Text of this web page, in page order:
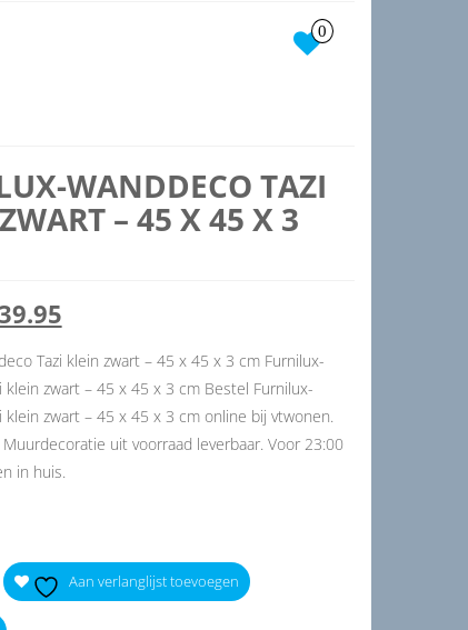
0
WANDDECO TAZI
– 45 X 45 X 3
Huidige
prijs
is:
€39.95.
Tazi klein zwart – 45 x 45 x 3 cm Furnilux-
klein zwart – 45 x 45 x 3 cm Bestel Furnilux-
klein zwart – 45 x 45 x 3 cm online bij vtwonen.
Muurdecoratie uit voorraad leverbaar. Voor 23:00
in huis.
Aan verlanglijst toevoegen